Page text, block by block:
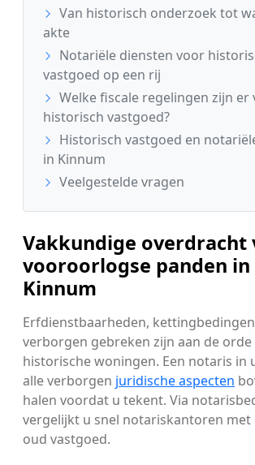
Van historisch onderzoek tot
akte
Notariële diensten voor
vastgoed op een rij
Welke fiscale regelingen zijn er
historisch vastgoed?
Historisch vastgoed en
in Kinnum
Veelgestelde vragen
Vakkundige overdracht
vooroorlogse panden
Kinnum
Erfdienstbaarheden,
verborgen gebreken zijn aan de orde
historische woningen. Een notaris in
alle verborgen juridische aspecten
halen voordat u tekent. Via
vergelijkt u snel notariskantoren met
oud vastgoed.